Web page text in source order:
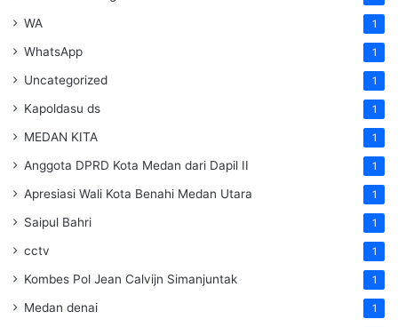
WA 1
WhatsApp 1
Uncategorized 1
Kapoldasu ds 1
MEDAN KITA 1
Anggota DPRD Kota Medan dari Dapil II 1
Apresiasi Wali Kota Benahi Medan Utara 1
Saipul Bahri 1
cctv 1
Kombes Pol Jean Calvijn Simanjuntak 1
Medan denai 1